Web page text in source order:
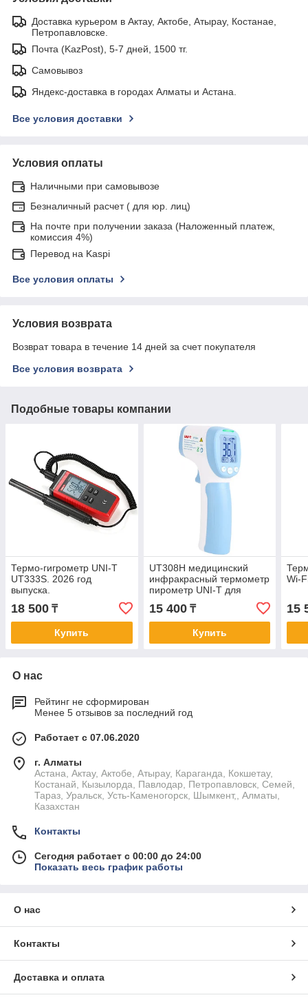
Доставка курьером в Актау, Актобе, Атырау, Костанае,
Петропавловске.
Почта (KazPost), 5-7 дней, 1500 тг.
Самовывоз
Яндекс-доставка в городах Алматы и Астана.
Все условия доставки
Условия оплаты
Наличными при самовывозе
Безналичный расчет ( для юр. лиц)
На почте при получении заказа (Наложенный платеж,
комиссия 4%)
Перевод на Kaspi
Все условия оплаты
Условия возврата
Возврат товара в течение 14 дней за счет покупателя
Все условия возврата
Подобные товары компании
Термо-гигрометр UNI-T
UT333S. 2026 год
выпуска.
18 500 ₸
Купить
UT308H медицинский
инфракрасный термометр
пирометр UNI-T для
измерения температуры
человека.
15 400₸
Купить
Wi-
15
О нас
Рейтинг не сформирован
Менее 5 отзывов за последний год
Работает с 07.06.2020
г. Алматы
Астана, Актау, Актобе, Атырау, Караганда, Кокшетау,
Костанай, Кызылорда, Павлодар, Петропавловск, Семей,
Тараз, Уральск, Усть-Каменогорск, Шымкент,, Алматы,
Казахстан
Контакты
Сегодня работает с 00:00 до 24:00
Показать весь график работы
О нас
Контакты
Доставка и оплата